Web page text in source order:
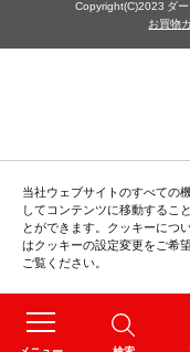
当社ウェブサイトのすべての
してコンテンツに移動するこ
とができます。クッキーにつ
はクッキーの設定変更をご希望
ご覧ください。
Copyright(C)2023 ダ
お買物